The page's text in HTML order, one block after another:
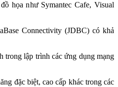
họa như Symantec Cafe, Visual
Connectivity (JDBC) có khả
trong lập trình các ứng dụng mạng
đặc biệt, cao cấp khác trong các